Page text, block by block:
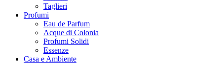
Taglieri
Profumi
Eau de Parfum
Acque di Colonia
Profumi Solidi
Essenze
Casa e Ambiente